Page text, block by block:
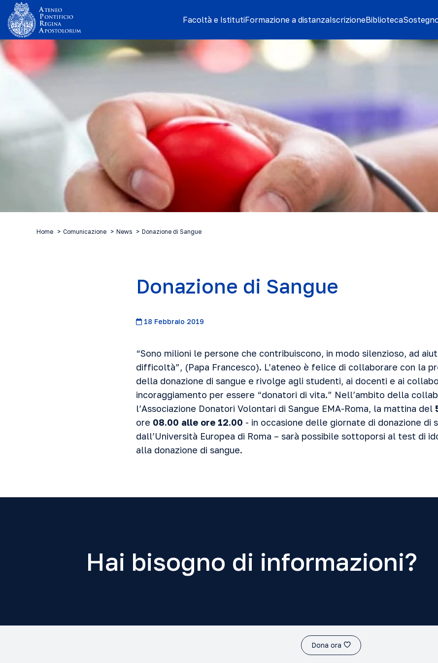
Facoltà e IstitutiFormazione a distanzaIscrizioneBiblioteca
Home Comunicazione News Donazione di Sangue
Donazione di Sangue
18 Febbraio 2019
“Sono milioni le persone che contribuiscono, in modo silenzioso, ad
difficoltà”, (Papa Francesco). L’ateneo è felice di collaborare con la
della donazione di sangue e rivolge agli studenti, ai docenti e ai
incoraggiamento per essere “donatori di vita.” Nell’ambito della
l’Associazione Donatori Volontari di Sangue EMA-Roma, la mattina del
ore 08.00 alle ore 12.00 - in occasione delle giornate di donazione di
dall’Università Europea di Roma – sarà possibile sottoporsi al test di
alla donazione di sangue.
Hai bisogno di informazioni?
Dona ora